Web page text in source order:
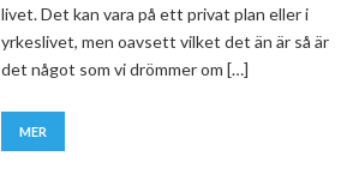
livet. Det kan vara på ett privat plan eller i
yrkeslivet, men oavsett vilket det än är så är
det något som vi drömmer om […]
MER